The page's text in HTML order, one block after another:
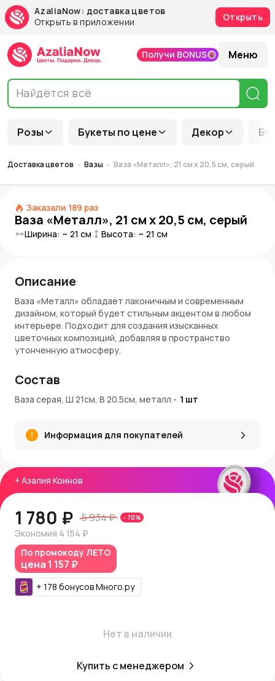
AzaliaNow: доставка цветов
Открыть в приложении
Открыть
Розы Букеты по цене Декор
Получи BONUS Меню
Доставка цветов Вазы Ваза «Металл», 21 см x 20,5 см, серый
Заказали 189 раз
Ваза «Металл», 21 см x 20,5 см, серый
Ширина: ~ 21 см Высота: ~ 21 см
+ Азалия Коинов
1 780 ₽ 5 934 ₽ - 70%
Экономия 4 154 ₽
По промокоду ЛЕТО
цена 1 157 ₽
+ 178 бонусовМного.ру
Нет в наличии
Купить с менеджером
Описание
Ваза «Металл» обладает лаконичным и современным
дизайном, который будет стильным акцентом в любом
интерьере. Подходит для создания изысканных
цветочных композиций, добавляя в пространство
утонченную атмосферу.
средних букетов
долговечность и устойчивость
Серый цвет в сочетании с современным дизайном
Универсальность в использовании — легко впишется
в различные стили оформления
Покупка и доставка:
Купить вазу «Металл»можно в интернет-магазине
AzaliaNow
. Мы обеспечиваем быструю доставку по
Москве и Московской области, а также гарантируем
надежную обработку заказов. При покупке начисляются
Азалия Коины, которые можно использовать для
дальнейших покупок.
Блог и новости:
цветочных композиций. Следите за
для информации о новых поступлениях и
гарантирует высокое качество продукции и
Состав
Ваза серая, Ш 21см, В 20.5см, металл - 1 шт
Информация для покупателей